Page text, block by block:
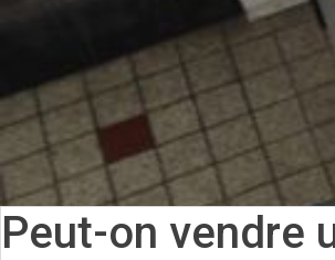
Peut-on vendre